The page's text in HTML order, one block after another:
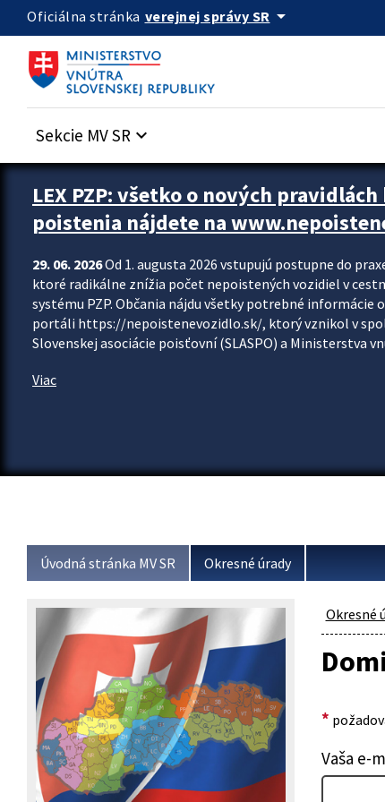
Preskocit na hlavný obsah
Oficiálna stránka verejnej správy SR arrow_drop_down
Sekcie MV SR keyboard_arrow_down
Zastavit automatický posun upútavok
LEX PZP: všetko o nových
poistenia nájdete na
29. 06. 2026Od 1. augusta 2026 vstupujú postupne do
ktoré radikálne znížia počet nepoistených vozidiel v
systému PZP. Občania nájdu všetky potrebné
portáli https://nepoistenevozidlo.sk/, ktorý vznikol v
Slovenskej asociácie poisťovní (SLASPO) a Ministerstva
Viac
Úvodná stránka MV SR Okresné úrady
Okresné
*
Vaša e-